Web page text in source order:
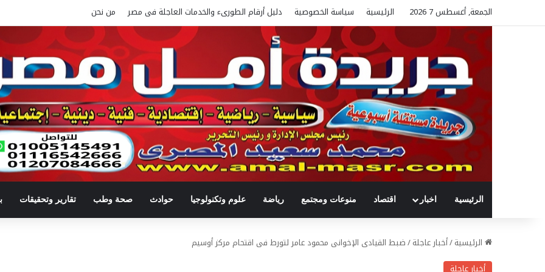
الجمعة, أغسطس 7 2026 الرئيسية سياسة الخصوصية دليل أرقام الطورىء والخدمات العاجلة فى مصر من نحن
الرئيسية اخبار اقتصاد منوعات ومجتمع رياضة علوم وتكنولوجيا حوادث صحة وطب تقارير وتحقيقات
الرئيسية/أخبار عاجلة/ضبط القيادى الإخوانى محمود عامر لتورط فى اقتحام مركز أوسيم
أخبار عاجلة